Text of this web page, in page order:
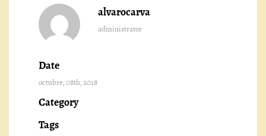
alvarocarva
administrator
Date
octubre, 08th, 2018
Category
Tags